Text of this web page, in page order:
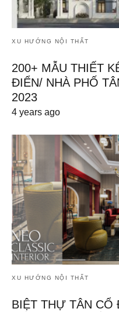
XU HƯỚNG NỘI THẤT
200+ MẪU THIẾT
ĐIỂN/ NHÀ PHỐ
2023
4 years ago
XU HƯỚNG NỘI THẤT
BIỆT THỰ TÂN CỔ